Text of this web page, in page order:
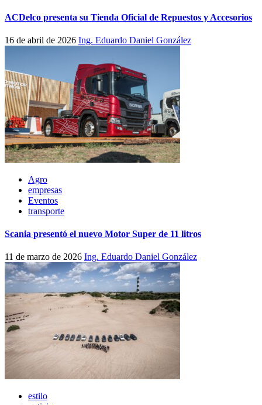
ACDelco presenta su Tienda Oficial de Repuestos y Accesorios
16 de abril de 2026 Ing. Eduardo Daniel González
Agro
empresas
Eventos
transporte
Scania presentó el nuevo Motor Super de 11 litros
11 de marzo de 2026 Ing. Eduardo Daniel González
estilo